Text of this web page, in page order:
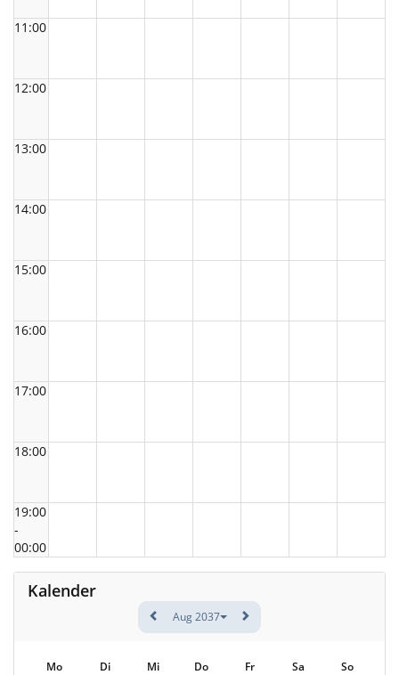
11:00
12:00
13:00
14:00
15:00
16:00
17:00
18:00
19:00
-
00:00
Kalender
Aug 2037
Mo Di Mi Do Fr Sa
So